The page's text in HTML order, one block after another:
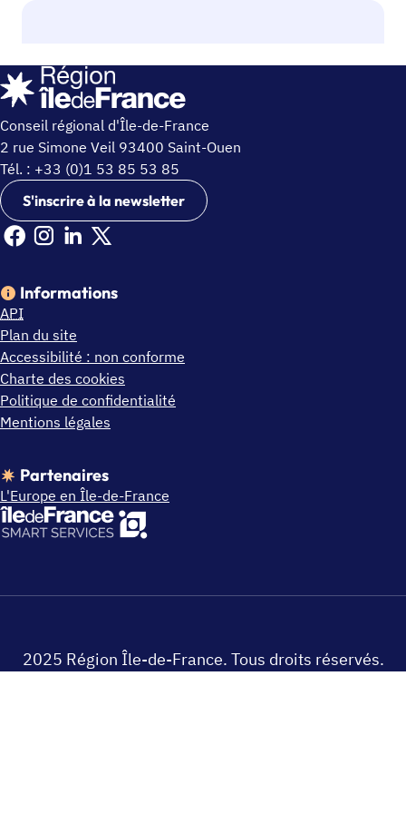
Conseil régional d'Île-de-France
2 rue Simone Veil 93400 Saint-Ouen
Tél. : +33 (0)1 53 85 53 85
S'inscrire à la newsletter
Facebook Ile de France (nouvelle fenêtre)
Instagram Ile de France (nouvelle fenêtre)
Linkedin Ile de France (nouvelle fenêtre)
X Ile de France (nouvelle fenêtre)
Informations
API
Plan du site
Accessibilité : non conforme
Charte des cookies
Politique de confidentialité
Mentions légales
Partenaires
L'Europe en Île-de-France
2025 Région Île-de-France. Tous droits réservés.